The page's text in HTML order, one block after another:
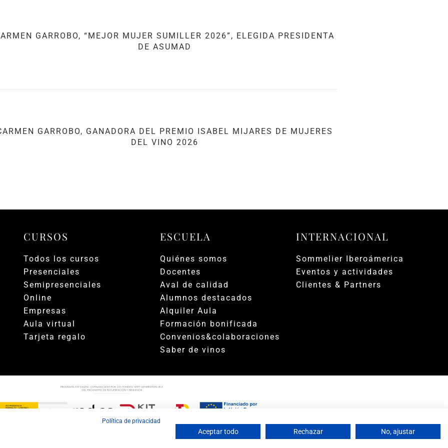
GARROBO, “MEJOR MUJER SUMILLER 2026”, ELEGIDA PRESIDENTA
DE ASUMAD
GARROBO, GANADORA DEL PREMIO ISABEL MIJARES DE MUJERES
DEL VINO 2026
CURSOS
Todos los cursos
Presenciales
Semipresenciales
Online
Empresas
Aula virtual
Tarjeta regalo
ESCUELA
Quiénes somos
Docentes
Aval de calidad
Alumnos destacados
Alquiler Aula
Formación bonificada
Convenios&colaboraciones
Saber de vinos
INTERNACIONAL
Sommelier Iberoámerica
Eventos y actividades
Clientes & Partners
Términos y condiciones|FAQs
Política de privacidad
Aceptar todo Rechazar No, ajustar